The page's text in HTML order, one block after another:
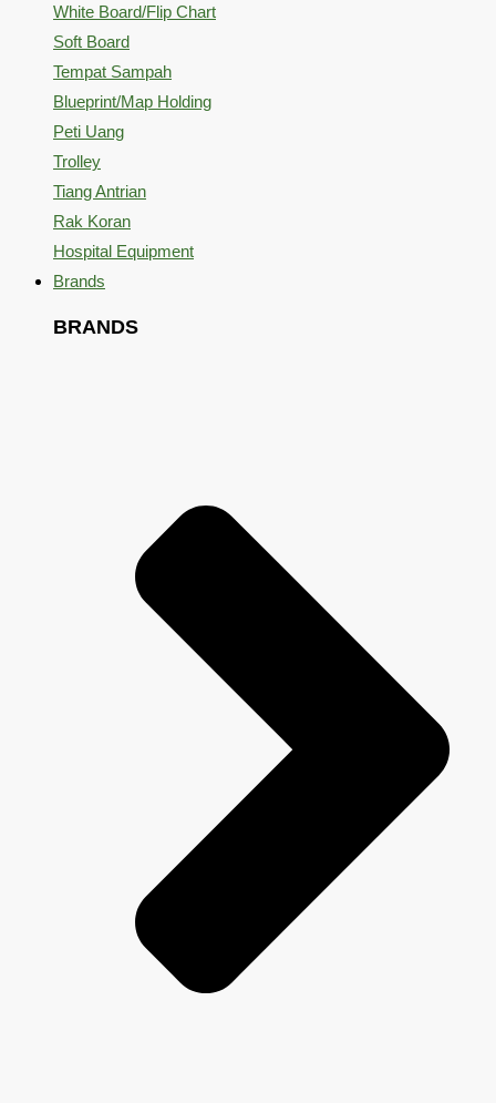
White Board/Flip Chart
Soft Board
Tempat Sampah
Blueprint/Map Holding
Peti Uang
Trolley
Tiang Antrian
Rak Koran
Hospital Equipment
Brands
BRANDS